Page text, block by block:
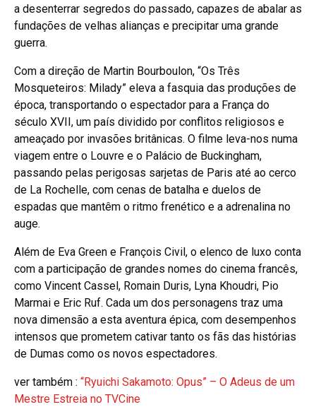
a desenterrar segredos do passado, capazes de abalar as
fundações de velhas alianças e precipitar uma grande
guerra.
Com a direção de Martin Bourboulon, “Os Três
Mosqueteiros: Milady” eleva a fasquia das produções de
época, transportando o espectador para a França do
século XVII, um país dividido por conflitos religiosos e
ameaçado por invasões britânicas. O filme leva-nos numa
viagem entre o Louvre e o Palácio de Buckingham,
passando pelas perigosas sarjetas de Paris até ao cerco
de La Rochelle, com cenas de batalha e duelos de
espadas que mantêm o ritmo frenético e a adrenalina no
auge.
Além de Eva Green e François Civil, o elenco de luxo conta
com a participação de grandes nomes do cinema francês,
como Vincent Cassel, Romain Duris, Lyna Khoudri, Pio
Marmai e Eric Ruf. Cada um dos personagens traz uma
nova dimensão a esta aventura épica, com desempenhos
intensos que prometem cativar tanto os fãs das histórias
de Dumas como os novos espectadores.
ver também : “Ryuichi Sakamoto: Opus” – O Adeus de um
Mestre Estreia no TVCine